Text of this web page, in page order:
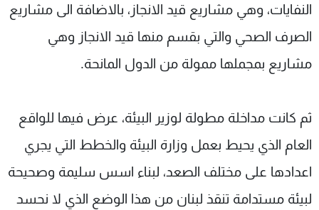
النفايات، وهي مشاريع قيد الانجاز، بالاضافة الى مشاريع
الصرف الصحي والتي بقسم منها قيد الانجاز وهي
مشاريع بمجملها ممولة من الدول المانحة.
ثم كانت مداخلة مطولة لوزير البيئة، عرض فيها للواقع
العام الذي يحيط بعمل وزارة البيئة والخطط التي يجري
اعدادها على مختلف الصعد، لبناء اسس سليمة وصحيحة
لبيئة مستدامة تنقذ لبنان من هذا الوضع الذي لا نحسد